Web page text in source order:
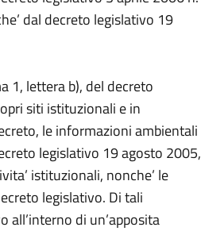
dal decreto legislativo 19
1, lettera b), del decreto
siti istituzionali e in
le informazioni ambientali
legislativo 19 agosto 2005,
istituzionali, nonche’ le
legislativo. Di tali
all’interno di un’apposita